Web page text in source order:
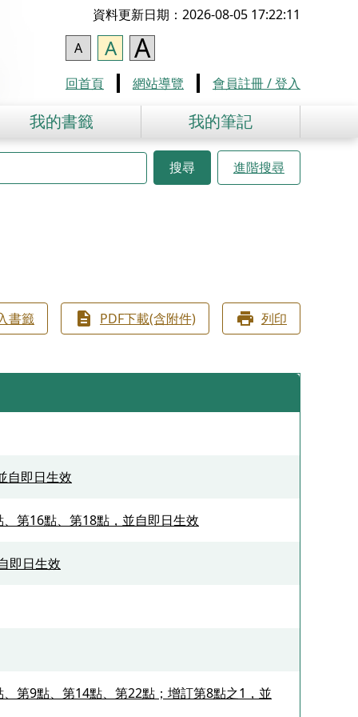
資料更新日期：2026-08-05 17:22:11
A
A A
回首頁 網站導覽 會員註冊 / 登入
我的書籤 我的筆記
搜尋 進階搜尋
書籤 PDF下載(含附件) 列印
自即日生效
第16點、第18點，並自即日生效
即日生效
第9點、第14點、第22點；增訂第8點之1，並